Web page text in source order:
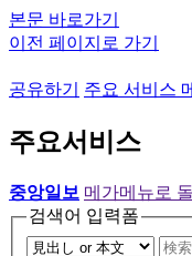
본문 바로가기
이전 페이지로 가기
공유하기 주요 서비스
주요서비스
중앙일보 메가메뉴로
검색어 입력폼